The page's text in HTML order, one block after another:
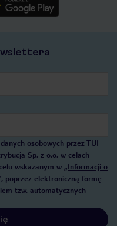
osobowych przez TUI
Sp. z o.o. w celach
wskazanym w „Informacji o
, poprzez elektroniczną formę
tzw. automatycznych